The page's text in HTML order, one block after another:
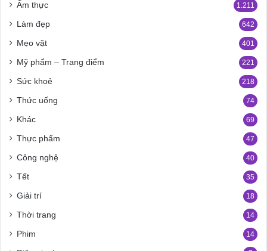
Ẩm thực 1.211
Làm đẹp 642
Mẹo vặt 401
Mỹ phẩm – Trang điểm 221
Sức khoẻ 218
Thức uống 74
Khác 69
Thực phẩm 47
Công nghệ 40
Tết 35
Giải trí 18
Thời trang 14
Phim 14